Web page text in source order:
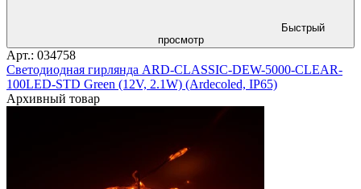
Быстрый
просмотр
Арт.: 034758
Светодиодная гирлянда ARD-CLASSIC-DEW-5000-CLEAR-
100LED-STD Green (12V, 2.1W) (Ardecoled, IP65)
Архивный товар